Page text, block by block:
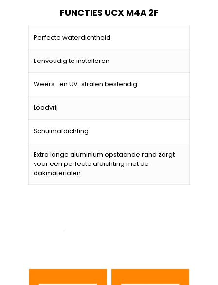
FUNCTIES UCX M4A 2F
Perfecte waterdichtheid
Eenvoudig te installeren
Weers- en UV-stralen bestendig
Loodvrij
Schuimafdichting
Extra lange aluminium opstaande rand zorgt
voor een perfecte afdichting met de
dakmaterialen